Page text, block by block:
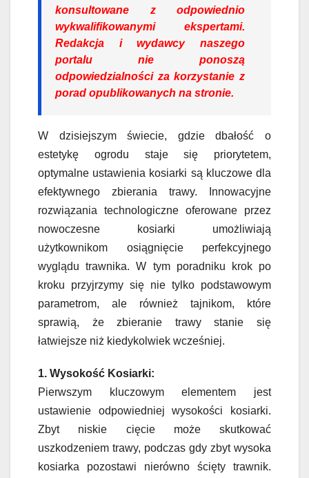
konsultowane z odpowiednio
wykwalifikowanymi ekspertami.
Redakcja i wydawcy naszego
portalu nie ponoszą
odpowiedzialności za korzystanie z
porad opublikowanych na stronie.
W dzisiejszym świecie, gdzie dbałość o
estetykę ogrodu staje się priorytetem,
optymalne ustawienia kosiarki są kluczowe dla
efektywnego zbierania trawy. Innowacyjne
rozwiązania technologiczne oferowane przez
nowoczesne kosiarki umożliwiają
użytkownikom osiągnięcie perfekcyjnego
wyglądu trawnika. W tym poradniku krok po
kroku przyjrzymy się nie tylko podstawowym
parametrom, ale również tajnikom, które
sprawią, że zbieranie trawy stanie się
łatwiejsze niż kiedykolwiek wcześniej.
1. Wysokość Kosiarki:
Pierwszym kluczowym elementem jest
ustawienie odpowiedniej wysokości kosiarki.
Zbyt niskie cięcie może skutkować
uszkodzeniem trawy, podczas gdy zbyt wysoka
kosiarka pozostawi nierówno ścięty trawnik.